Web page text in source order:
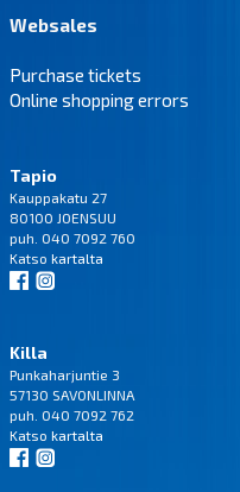
Websales
Purchase tickets
Online shopping errors
Tapio
Kauppakatu 27
80100 JOENSUU
puh. 040 7092 760
Katso kartalta
Killa
Punkaharjuntie 3
57130 SAVONLINNA
puh. 040 7092 762
Katso kartalta